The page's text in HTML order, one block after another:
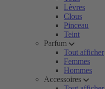
Lèvres
Clous
Pinceau
Teint
Parfum
Tout afficher
Femmes
Hommes
Accessoires